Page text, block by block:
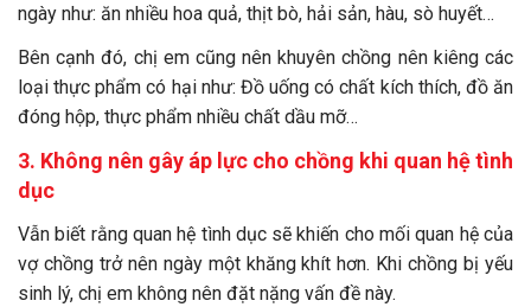
ngày như: ăn nhiều hoa quả, thịt bò, hải sản, hàu, sò huyết…
Bên cạnh đó, chị em cũng nên khuyên chồng nên kiêng các
loại thực phẩm có hại như: Đồ uống có chất kích thích, đồ ăn
đóng hộp, thực phẩm nhiều chất dầu mỡ…
3. Không nên gây áp lực cho chồng khi quan hệ tình
dục
Vẫn biết rằng quan hệ tình dục sẽ khiến cho mối quan hệ của
vợ chồng trở nên ngày một khăng khít hơn. Khi chồng bị yếu
sinh lý, chị em không nên đặt nặng vấn đề này.